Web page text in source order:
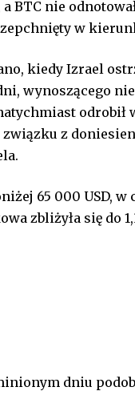
BTC nie
w
kiedy Izrael
wynoszącego
związku z
65 000 USD,
zbliżyła się do
dniu